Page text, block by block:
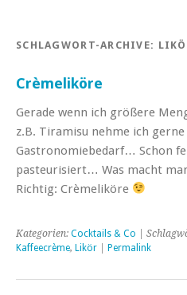
SCHLAGWORT-ARCHIVE:
Crèmeliköre
Gerade wenn ich größere
z.B. Tiramisu nehme ich gerne
Gastronomiebedarf… Schon
pasteurisiert… Was macht
Richtig: Crèmeliköre
Kategorien: Cocktails & Co |
Kaffeecrème, Likör Permalink